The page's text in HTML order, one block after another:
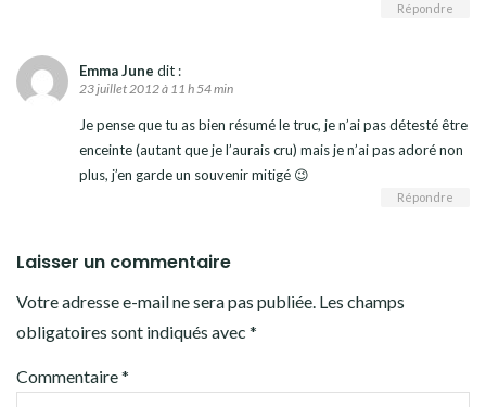
Répondre
Emma June dit :
23 juillet 2012 à 11 h 54 min
Je pense que tu as bien résumé le truc, je n’ai pas détesté être
enceinte (autant que je l’aurais cru) mais je n’ai pas adoré non
plus, j’en garde un souvenir mitigé 😉
Répondre
Laisser un commentaire
Votre adresse e-mail ne sera pas publiée. Les champs
obligatoires sont indiqués avec *
Commentaire*